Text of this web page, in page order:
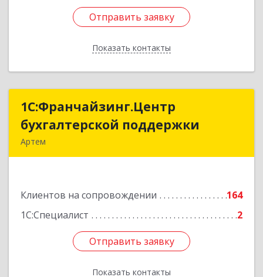
Отправить заявку
Показать контакты
Отправить заявку
Назад
1С:Франчайзинг.Центр
бухгалтерской поддержки
Артем
Клиентов на сопровождении
164
1С:Специалист
2
Отправить заявку
Показать контакты
1С:Франчайзинг.Центр
бухгалтерской поддержки
Подробнее
Отправить заявку
Назад